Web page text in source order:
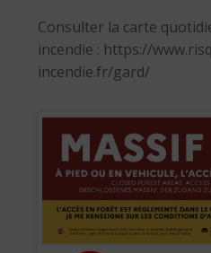
Consulter la carte
incendie : https://
incendie.fr/gard/